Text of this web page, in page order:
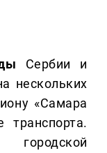
Сербии и
нескольких
«Самара
транспорта.